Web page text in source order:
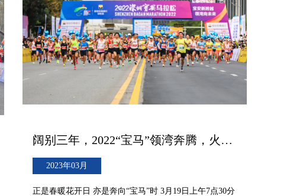
阔别三年，2022“宝马”领湾奔腾，火热开跑！
2023年03月
正是春暖花开日 亦是奔向“宝马”时 3月19日上午7点30分